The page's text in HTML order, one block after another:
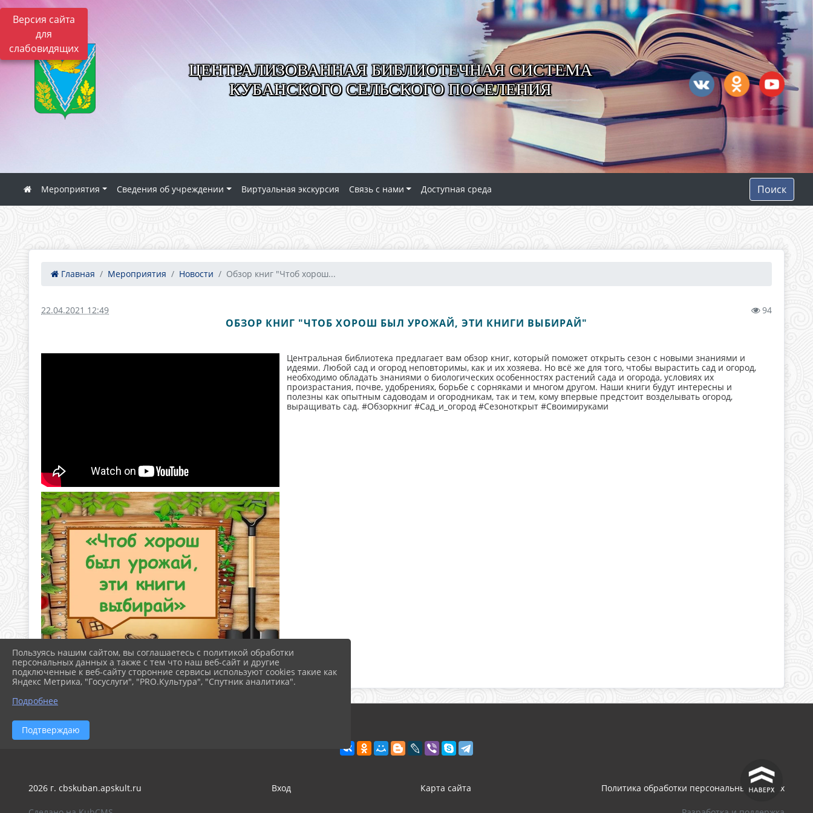
Версия сайта
для
слабовидящих
ЦЕНТРАЛИЗОВАННАЯ БИБЛИОТЕЧНАЯ СИСТЕМА
КУБАНСКОГО СЕЛЬСКОГО ПОСЕЛЕНИЯ
Мероприятия Сведения об учреждении Виртуальная экскурсия Связь с нами Доступная среда Поиск
Главная Мероприятия Новости Обзор книг "Чтоб хорош...
22.04.2021 12:49 94
ОБЗОР КНИГ "ЧТОБ ХОРОШ БЫЛ УРОЖАЙ, ЭТИ КНИГИ ВЫБИРАЙ"
Центральная библиотека предлагает вам обзор книг, который поможет открыть сезон с новыми знаниями и
идеями. Любой сад и огород неповторимы, как и их хозяева. Но всё же для того, чтобы вырастить сад и огород,
необходимо обладать знаниями о биологических особенностях растений сада и огорода, условиях их
произрастания, почве, удобрениях, борьбе с сорняками и многом другом. Наши книги будут интересны и
полезны как опытным садоводам и огородникам, так и тем, кому впервые предстоит возделывать огород,
выращивать сад. #Обзоркниг #Сад_и_огород #Сезоноткрыт #Своимируками
^
2026 г. cbskuban.apskult.ru Вход Карта сайта Политика обработки персональных данных
Пользуясь нашим сайтом, вы соглашаетесь с политикой обработки
персональных данных а также с тем что наш веб-сайт и другие
подключенные к веб-сайту сторонние сервисы используют cookies такие как
Яндекс Метрика, "Госуслуги", "PRO.Культура", "Спутник аналитика".
Подробнее
Подтверждаю